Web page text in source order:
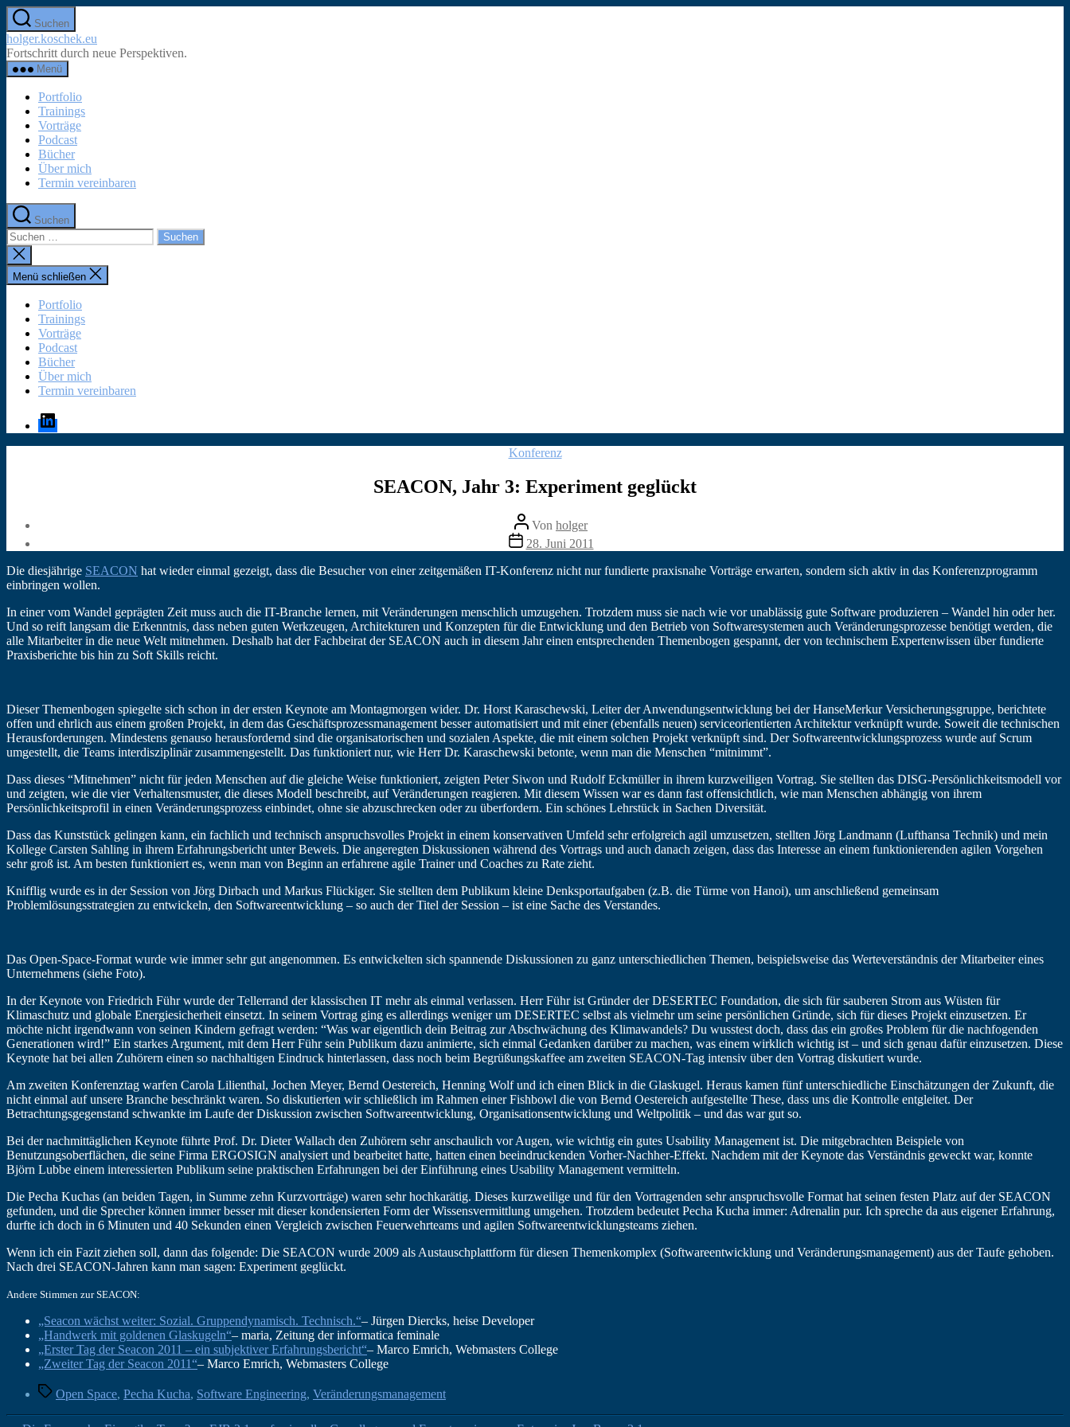
Zum
Inhalt
springen
Suchen
holger.koschek.eu
Fortschritt durch neue Perspektiven.
Menü
Portfolio
Trainings
Vorträge
Podcast
Bücher
Über mich
Termin vereinbaren
Suchen
Suchen
nach:
Suche
schließen
Menü schließen
Portfolio
Trainings
Vorträge
Podcast
Bücher
Über mich
Termin vereinbaren
LinkedIn
Kategorien
Konferenz
SEACON, Jahr 3: Experiment geglückt
Beitragsautor
Von holger
Veröffentlichungsdatum
28. Juni 2011
Die diesjährige SEACON hat wieder einmal gezeigt, dass die Besucher von einer zeitgemäßen IT-Konferenz nicht nur fundierte praxisnahe Vorträge erwarten, sondern sich aktiv in das Konferenzprogramm
einbringen wollen.
In einer vom Wandel geprägten Zeit muss auch die IT-Branche lernen, mit Veränderungen menschlich umzugehen. Trotzdem muss sie nach wie vor unablässig gute Software produzieren – Wandel hin oder her.
Und so reift langsam die Erkenntnis, dass neben guten Werkzeugen, Architekturen und Konzepten für die Entwicklung und den Betrieb von Softwaresystemen auch Veränderungsprozesse benötigt werden, die
alle Mitarbeiter in die neue Welt mitnehmen. Deshalb hat der Fachbeirat der SEACON auch in diesem Jahr einen entsprechenden Themenbogen gespannt, der von technischem Expertenwissen über fundierte
Praxisberichte bis hin zu Soft Skills reicht.
Dieser Themenbogen spiegelte sich schon in der ersten Keynote am Montagmorgen wider. Dr. Horst Karaschewski, Leiter der Anwendungsentwicklung bei der HanseMerkur Versicherungsgruppe, berichtete
offen und ehrlich aus einem großen Projekt, in dem das Geschäftsprozessmanagement besser automatisiert und mit einer (ebenfalls neuen) serviceorientierten Architektur verknüpft wurde. Soweit die technischen
Herausforderungen. Mindestens genauso herausfordernd sind die organisatorischen und sozialen Aspekte, die mit einem solchen Projekt verknüpft sind. Der Softwareentwicklungsprozess wurde auf Scrum
umgestellt, die Teams interdisziplinär zusammengestellt. Das funktioniert nur, wie Herr Dr. Karaschewski betonte, wenn man die Menschen “mitnimmt”.
Dass dieses “Mitnehmen” nicht für jeden Menschen auf die gleiche Weise funktioniert, zeigten Peter Siwon und Rudolf Eckmüller in ihrem kurzweiligen Vortrag. Sie stellten das DISG-Persönlichkeitsmodell vor
und zeigten, wie die vier Verhaltensmuster, die dieses Modell beschreibt, auf Veränderungen reagieren. Mit diesem Wissen war es dann fast offensichtlich, wie man Menschen abhängig von ihrem
Persönlichkeitsprofil in einen Veränderungsprozess einbindet, ohne sie abzuschrecken oder zu überfordern. Ein schönes Lehrstück in Sachen Diversität.
Dass das Kunststück gelingen kann, ein fachlich und technisch anspruchsvolles Projekt in einem konservativen Umfeld sehr erfolgreich agil umzusetzen, stellten Jörg Landmann (Lufthansa Technik) und mein
Kollege Carsten Sahling in ihrem Erfahrungsbericht unter Beweis. Die angeregten Diskussionen während des Vortrags und auch danach zeigen, dass das Interesse an einem funktionierenden agilen Vorgehen
sehr groß ist. Am besten funktioniert es, wenn man von Beginn an erfahrene agile Trainer und Coaches zu Rate zieht.
Knifflig wurde es in der Session von Jörg Dirbach und Markus Flückiger. Sie stellten dem Publikum kleine Denksportaufgaben (z.B. die Türme von Hanoi), um anschließend gemeinsam
Problemlösungsstrategien zu entwickeln, den Softwareentwicklung – so auch der Titel der Session – ist eine Sache des Verstandes.
Das Open-Space-Format wurde wie immer sehr gut angenommen. Es entwickelten sich spannende Diskussionen zu ganz unterschiedlichen Themen, beispielsweise das Werteverständnis der Mitarbeiter eines
Unternehmens (siehe Foto).
In der Keynote von Friedrich Führ wurde der Tellerrand der klassischen IT mehr als einmal verlassen. Herr Führ ist Gründer der DESERTEC Foundation, die sich für sauberen Strom aus Wüsten für
Klimaschutz und globale Energiesicherheit einsetzt. In seinem Vortrag ging es allerdings weniger um DESERTEC selbst als vielmehr um seine persönlichen Gründe, sich für dieses Projekt einzusetzen. Er
möchte nicht irgendwann von seinen Kindern gefragt werden: “Was war eigentlich dein Beitrag zur Abschwächung des Klimawandels? Du wusstest doch, dass das ein großes Problem für die nachfogenden
Generationen wird!” Ein starkes Argument, mit dem Herr Führ sein Publikum dazu animierte, sich einmal Gedanken darüber zu machen, was einem wirklich wichtig ist – und sich genau dafür einzusetzen. Diese
Keynote hat bei allen Zuhörern einen so nachhaltigen Eindruck hinterlassen, dass noch beim Begrüßungskaffee am zweiten SEACON-Tag intensiv über den Vortrag diskutiert wurde.
Am zweiten Konferenztag warfen Carola Lilienthal, Jochen Meyer, Bernd Oestereich, Henning Wolf und ich einen Blick in die Glaskugel. Heraus kamen fünf unterschiedliche Einschätzungen der Zukunft, die
nicht einmal auf unsere Branche beschränkt waren. So diskutierten wir schließlich im Rahmen einer Fishbowl die von Bernd Oestereich aufgestellte These, dass uns die Kontrolle entgleitet. Der
Betrachtungsgegenstand schwankte im Laufe der Diskussion zwischen Softwareentwicklung, Organisationsentwicklung und Weltpolitik – und das war gut so.
Bei der nachmittäglichen Keynote führte Prof. Dr. Dieter Wallach den Zuhörern sehr anschaulich vor Augen, wie wichtig ein gutes Usability Management ist. Die mitgebrachten Beispiele von
Benutzungsoberflächen, die seine Firma ERGOSIGN analysiert und bearbeitet hatte, hatten einen beeindruckenden Vorher-Nachher-Effekt. Nachdem mit der Keynote das Verständnis geweckt war, konnte
Björn Lubbe einem interessierten Publikum seine praktischen Erfahrungen bei der Einführung eines Usability Management vermitteln.
Die Pecha Kuchas (an beiden Tagen, in Summe zehn Kurzvorträge) waren sehr hochkarätig. Dieses kurzweilige und für den Vortragenden sehr anspruchsvolle Format hat seinen festen Platz auf der SEACON
gefunden, und die Sprecher können immer besser mit dieser kondensierten Form der Wissensvermittlung umgehen. Trotzdem bedeutet Pecha Kucha immer: Adrenalin pur. Ich spreche da aus eigener Erfahrung,
durfte ich doch in 6 Minuten und 40 Sekunden einen Vergleich zwischen Feuerwehrteams und agilen Softwareentwicklungsteams ziehen.
Wenn ich ein Fazit ziehen soll, dann das folgende: Die SEACON wurde 2009 als Austauschplattform für diesen Themenkomplex (Softwareentwicklung und Veränderungsmanagement) aus der Taufe gehoben.
Nach drei SEACON-Jahren kann man sagen: Experiment geglückt.
Andere Stimmen zur SEACON:
„Seacon wächst weiter: Sozial. Gruppendynamisch. Technisch.“– Jürgen Diercks, heise Developer
„Handwerk mit goldenen Glaskugeln“– maria, Zeitung der informatica feminale
„Erster Tag der Seacon 2011 – ein subjektiver Erfahrungsbericht“– Marco Emrich, Webmasters College
„Zweiter Tag der Seacon 2011“– Marco Emrich, Webmasters College
Schlagwörter
Open Space, Pecha Kucha, Software Engineering, Veränderungsmanagement